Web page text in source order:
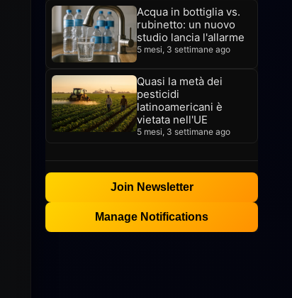
Acqua in bottiglia vs.
rubinetto: un nuovo
studio lancia l'allarme
5 mesi, 3 settimane ago
Quasi la metà dei
pesticidi
latinoamericani è
vietata nell'UE
5 mesi, 3 settimane ago
Join Newsletter
Manage Notifications